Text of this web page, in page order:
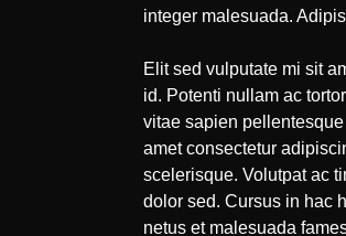
integer malesuada.
Elit sed vulputate mi sit
id. Potenti nullam ac
vitae sapien
amet consectetur
scelerisque. Volutpat ac
dolor sed. Cursus in hac
netus et malesuada